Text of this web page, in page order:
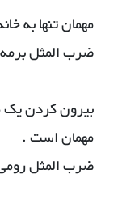
مهمان تنها به
ضرب المثل
بیرون کردن یک
مهمان است .
ضرب المثل